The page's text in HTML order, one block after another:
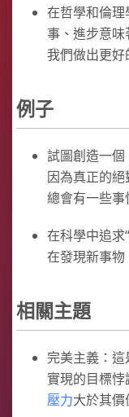
在哲學和倫
事、進步意
我們做出更好
例子
試圖創造一個
因為真正的絕
總會有一些事
在科學中追求
在發現新事物
相關主題
完美主義：
實現的目標
壓力大於其價